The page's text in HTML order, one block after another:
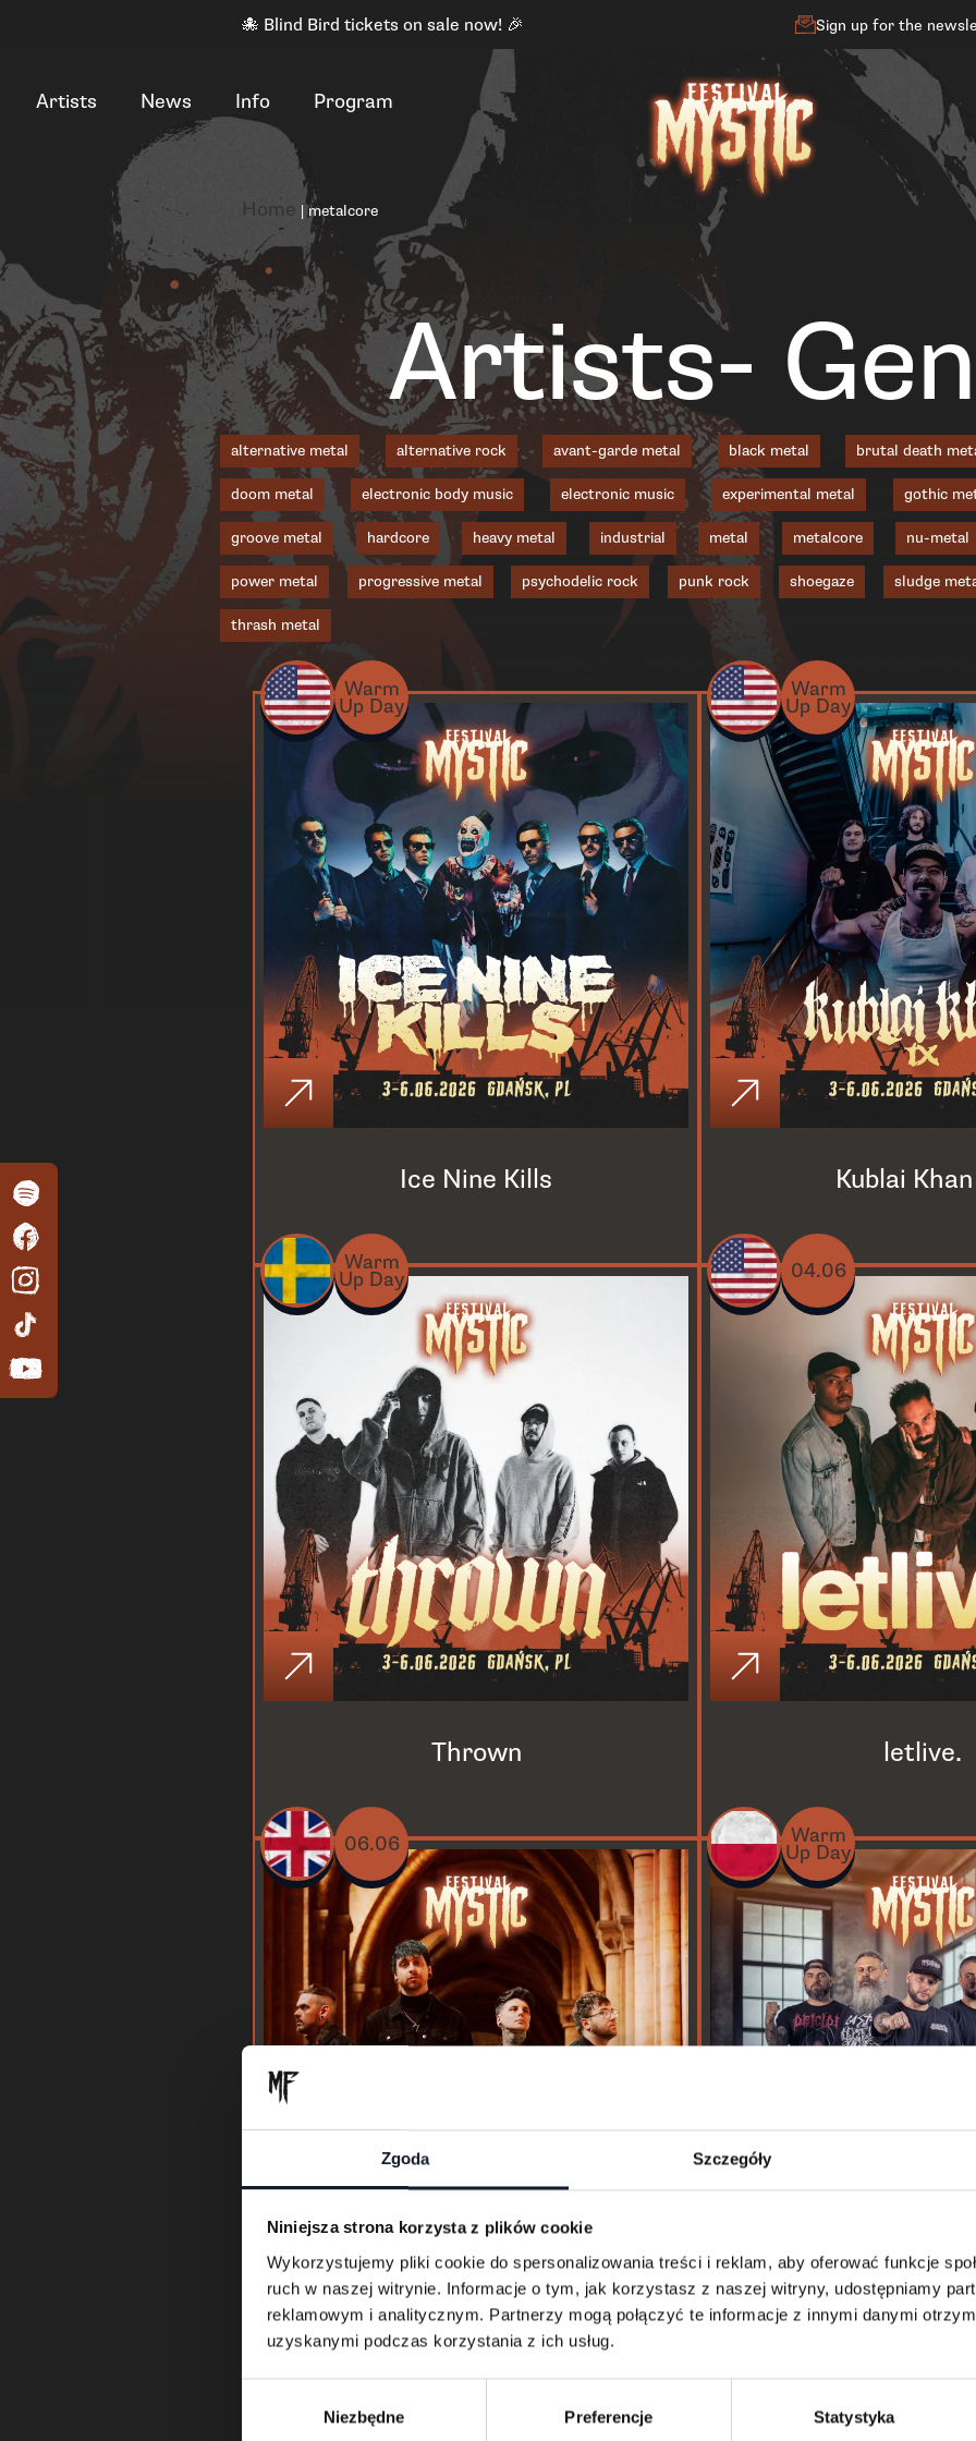
Zgoda Szczegóły
Niniejsza strona korzysta z plików cookie
Wykorzystujemy pliki cookie do spersonalizowania treści i reklam, aby oferować funkcje
ruch w naszej witrynie. Informacje o tym, jak korzystasz z naszej witryny, udostępniamy
reklamowym i analitycznym. Partnerzy mogą połączyć te informacje z innymi danymi
uzyskanymi podczas korzystania z ich usług.
Niezbędne Preferencje Statystyka
🐙 Blind Bird tickets on sale now! 🎉 Sign up for the
Artists News Info Program
Home |metalcore
Artists-
alternative metal alternative rock avant-garde metal black metal brutal death
doom metal electronic body music electronic music experimental metal gothic
groove metal hardcore heavy metal industrial metal metalcore nu-metal
power metal progressive metal psychodelic rock punk rock shoegaze sludge
thrash metal
Warm
Up Day
Ice Nine Kills
Warm
Up Day
Kublai
Warm
Up Day
Thrown
04.06
letlive.
06.06
Caskets
Warm
Up Day
06.06